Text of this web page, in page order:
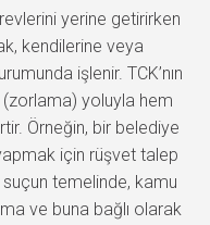
yerine getirirken
kendilerine veya
işlenir. TCK’nın
yoluyla hem
Örneğin, bir belediye
için rüşvet talep
temelinde, kamu
ve buna bağlı olarak